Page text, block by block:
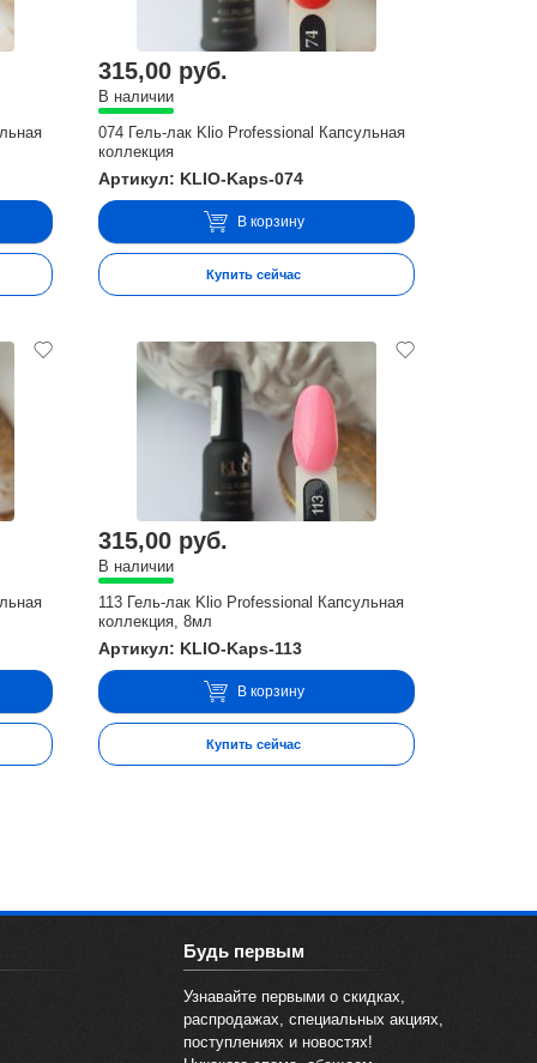
315,00 руб.
В наличии
074 Гель-лак Klio Professional Капсульная
коллекция
Артикул: KLIO-Kaps-074
В корзину
Купить сейчас
315,00 руб.
В наличии
113 Гель-лак Klio Professional Капсульная
коллекция, 8мл
Артикул: KLIO-Kaps-113
В корзину
Купить сейчас
Будь первым
Узнавайте первыми о скидках,
распродажах, специальных акциях,
поступлениях и новостях!